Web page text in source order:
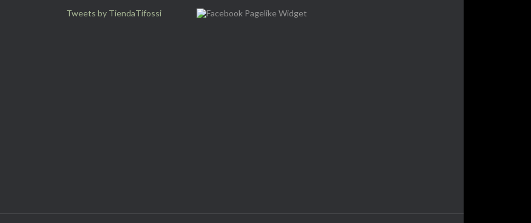
Tweets by TiendaTifossi